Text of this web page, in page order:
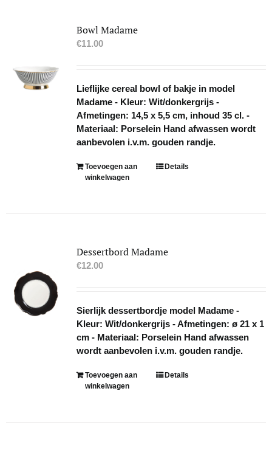
de
productpagina
Bowl Madame
€11.00
Lieflijke cereal bowl of bakje in model
Madame - Kleur: Wit/donkergrijs -
Afmetingen: 14,5 x 5,5 cm, inhoud 35 cl. -
Materiaal: Porselein Hand afwassen wordt
aanbevolen i.v.m. gouden randje.
Toevoegen aan
winkelwagen
Details
Dessertbord Madame
€12.00
Sierlijk dessertbordje model Madame -
Kleur: Wit/donkergrijs - Afmetingen: ø 21 x 1
cm - Materiaal: Porselein Hand afwassen
wordt aanbevolen i.v.m. gouden randje.
Toevoegen aan
winkelwagen
Details